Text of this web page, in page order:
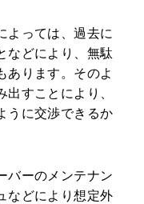
よっては、過去に
などにより、無駄
あります。そのよ
出すことにより、
うに交渉できるか
バーのメンテナン
などにより想定外